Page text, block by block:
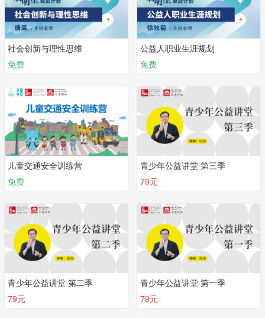
社会创新与理性思维
免费
公益人职业生涯规划
免费
儿童交通安全训练营
免费
青少年公益讲堂 第三季
79元
青少年公益讲堂 第二季
79元
青少年公益讲堂 第一季
79元